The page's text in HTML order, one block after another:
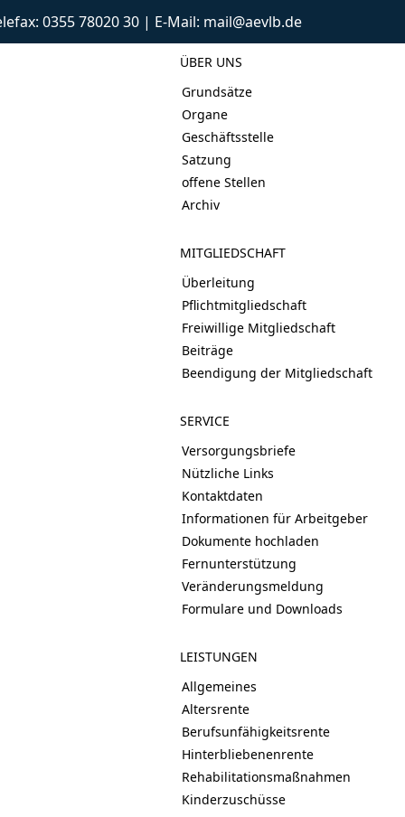
0355 78020 30 | E-Mail: mail@aevlb.de
ÜBER UNS
Grundsätze
Organe
Geschäftsstelle
Satzung
offene Stellen
Archiv
MITGLIEDSCHAFT
Überleitung
Pflichtmitgliedschaft
Freiwillige Mitgliedschaft
Beiträge
Beendigung der Mitgliedschaft
SERVICE
Versorgungsbriefe
Nützliche Links
Kontaktdaten
Informationen für Arbeitgeber
Dokumente hochladen
Fernunterstützung
Veränderungsmeldung
Formulare und Downloads
LEISTUNGEN
Allgemeines
Altersrente
Berufsunfähigkeitsrente
Hinterbliebenenrente
Rehabilitationsmaßnahmen
Kinderzuschüsse